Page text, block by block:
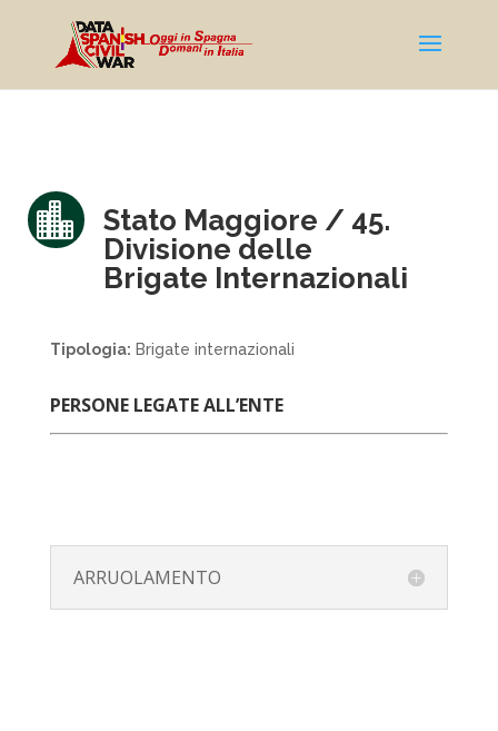

Stato Maggiore / 45.
Divisione delle
Brigate Internazionali
Tipologia: Brigate internazionali
PERSONE LEGATE ALL’ENTE
ARRUOLAMENTO